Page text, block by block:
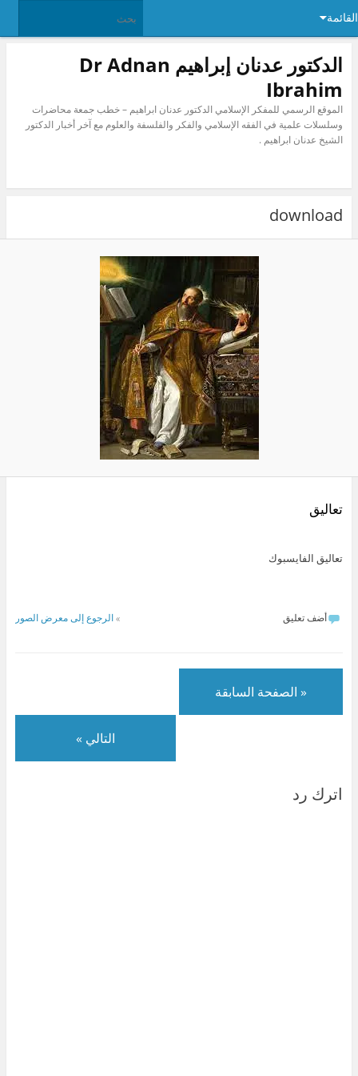
الدكتور عدنان إبراهيم Dr Adnan
Ibrahim
الموقع الرسمي للمفكر الإسلامي الدكتور عدنان ابراهيم – خطب جمعة محاضرات
وسلسلات علمية في الفقه الإسلامي والفكر والفلسفة والعلوم مع آخر أخبار الدكتور
الشيخ عدنان ابراهيم .
download
تعاليق
تعاليق الفايسبوك
الرجوع إلى معرض الصور أضف تعليق
« الصفحة السابقة
التالي »
اترك رد